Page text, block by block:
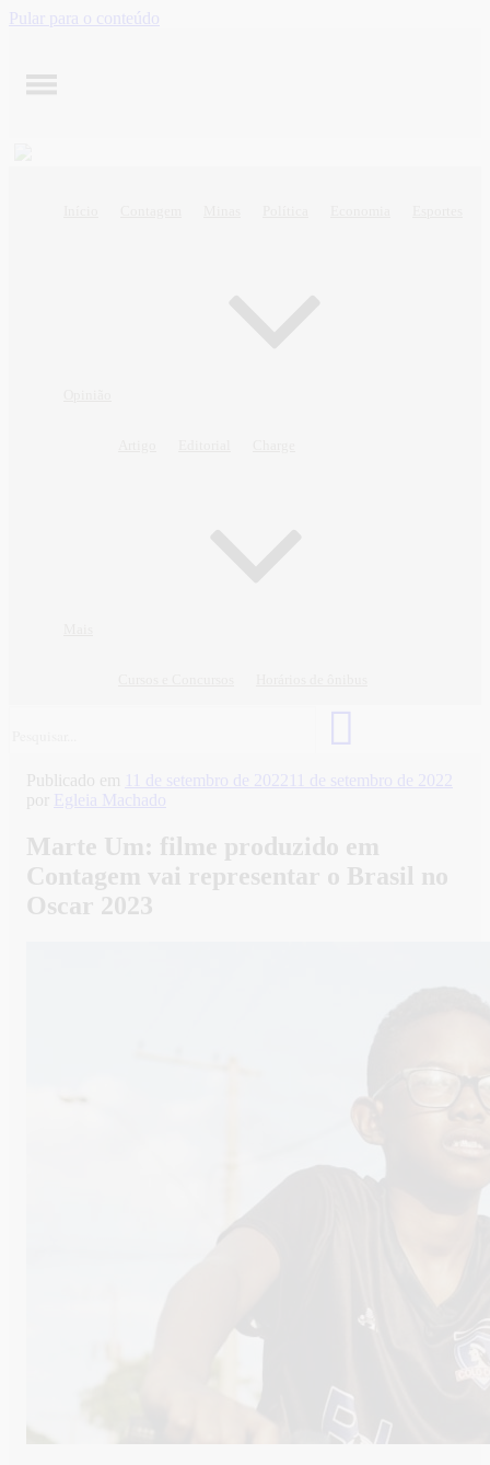
Pular para o conteúdo
Publicado em 11 de setembro de 2022
11 de setembro de 2022
por
Egleia Machado
Marte Um: filme produzido em
Contagem vai representar o Brasil no
Oscar 2023